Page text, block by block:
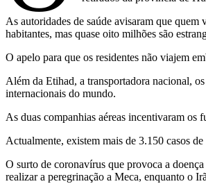
As autoridades de saúde avisaram que
habitantes, mas quase oito milhões são
O apelo para que os residentes não viajem
Além da Etihad, a transportadora nacional,
internacionais do mundo.
As duas companhias aéreas incentivaram
Actualmente, existem mais de 3.150 casos
O surto de coronavírus que provoca a
realizar a peregrinação a Meca, enquanto o